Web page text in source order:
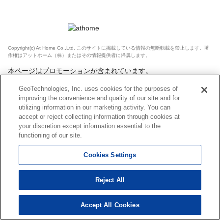
Copyright(c) At Home Co.,Ltd. このサイトに掲載している情報の無断転載を禁止します。著
作権はアットホーム（株）またはその情報提供者に帰属します。
本ページはプロモーションが含まれています。
GeoTechnologies, Inc. uses cookies for the purposes of
improving the convenience and quality of our site and for
utilizing information in our marketing activity. You can
accept or reject collecting information through cookies at
your discretion except information essential to the
functioning of our site.
Cookies Settings
Reject All
Accept All Cookies